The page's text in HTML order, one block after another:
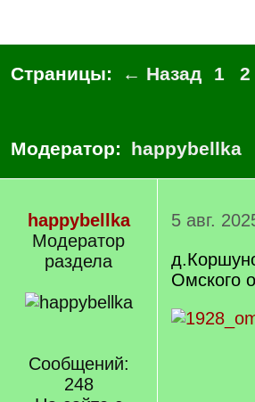
Страницы: ← Назад 1 2
Модератор: happybellka
happybellka
Модератор
раздела
Сообщений:
248
5 авг.
Омского